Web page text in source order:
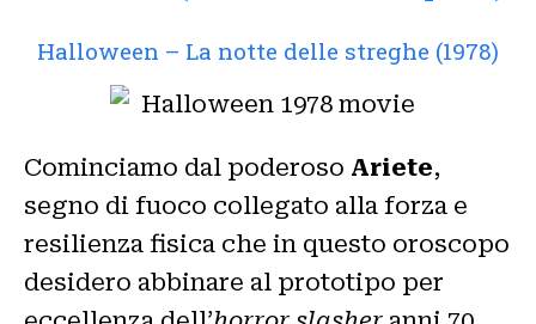
Halloween – La notte delle streghe (1978)
Cominciamo dal poderoso Ariete,
segno di fuoco collegato alla forza e
resilienza fisica che in questo oroscopo
desidero abbinare al prototipo per